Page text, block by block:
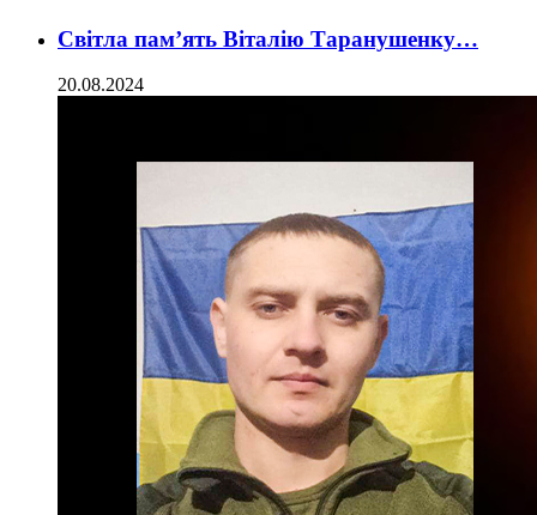
Світла пам’ять Віталію Таранушенку…
20.08.2024